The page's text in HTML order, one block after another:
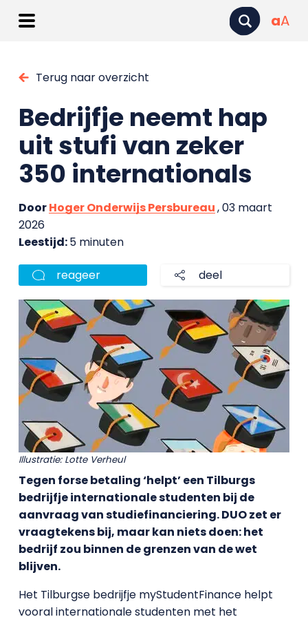
aA
Terug naar overzicht
Bedrijfje neemt hap
uit stufi van zeker
350 internationals
DoorHoger Onderwijs Persbureau, 03 maart
2026
Leestijd:5 minuten
reageer deel
Illustratie: Lotte Verheul
Tegen forse betaling ‘helpt’ een Tilburgs
bedrijfje internationale studenten bij de
aanvraag van studiefinanciering. DUO zet er
vraagtekens bij, maar kan niets doen: het
bedrijf zou binnen de grenzen van de wet
blijven.
Het Tilburgse bedrijfje myStudentFinance helpt
vooral internationale studenten met het